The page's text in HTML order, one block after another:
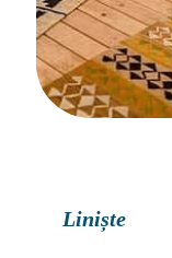
Liniște